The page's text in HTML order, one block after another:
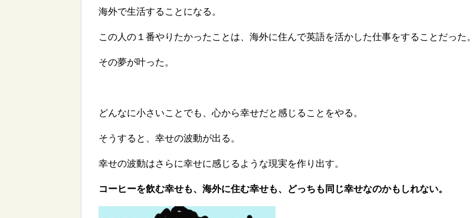
海外で生活することになる。
この人の１番やりたかったことは、海外に住んで英語を活かした仕事をすることだった。
その夢が叶った。
どんなに小さいことでも、心から幸せだと感じることをやる。
そうすると、幸せの波動が出る。
幸せの波動はさらに幸せに感じるような現実を作り出す。
コーヒーを飲む幸せも、海外に住む幸せも、どっちも同じ幸せなのかもしれない。